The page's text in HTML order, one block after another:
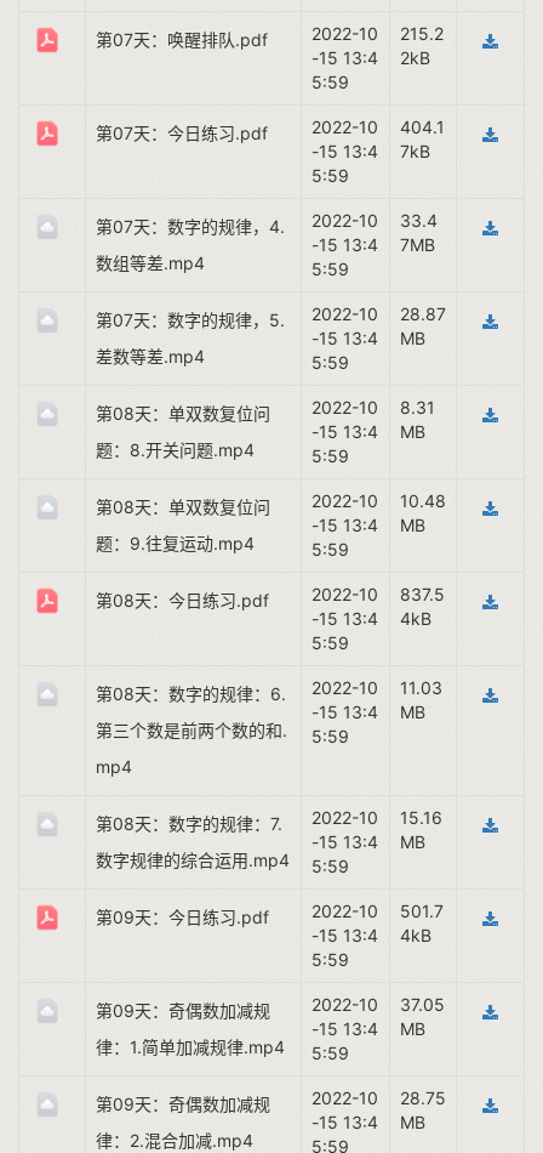
第07天：唤醒排队.pdf
2022-10
-15 13:4
5:59
215.2
2kB
第07天：今日练习.pdf
2022-10
-15 13:4
5:59
404.1
7kB
第07天：数字的规律，4.
数组等差.mp4
2022-10
-15 13:4
5:59
33.4
7MB
第07天：数字的规律，5.
差数等差.mp4
2022-10
-15 13:4
5:59
28.87
MB
第08天：单双数复位问
题：8.开关问题.mp4
2022-10
-15 13:4
5:59
8.31
MB
第08天：单双数复位问
题：9.往复运动.mp4
2022-10
-15 13:4
5:59
10.48
MB
第08天：今日练习.pdf
2022-10
-15 13:4
5:59
837.5
4kB
第08天：数字的规律：6.
第三个数是前两个数的和.
mp4
2022-10
-15 13:4
5:59
11.03
MB
第08天：数字的规律：7.
数字规律的综合运用.mp4
2022-10
-15 13:4
5:59
15.16
MB
第09天：今日练习.pdf
2022-10
-15 13:4
5:59
501.7
4kB
第09天：奇偶数加减规
律：1.简单加减规律.mp4
2022-10
-15 13:4
5:59
37.05
MB
第09天：奇偶数加减规
律：2.混合加减.mp4
2022-10
-15 13:4
5:59
28.75
MB